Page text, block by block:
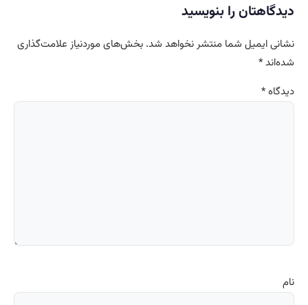
دیدگاهتان را بنویسید
نشانی ایمیل شما منتشر نخواهد شد. بخش‌های موردنیاز علامت‌گذاری
شده‌اند*
دیدگاه*
نام